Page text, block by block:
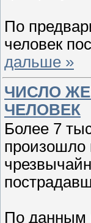
По
человек
дальше »
ЧИСЛО
ЧЕЛОВЕК
Более 7
произошло
По данным